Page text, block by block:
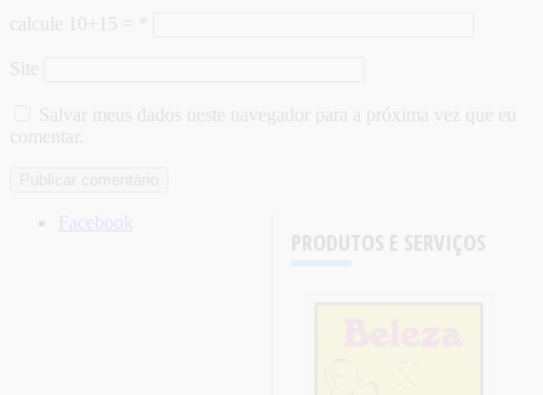
calcule 10+15 =
Site
Salvar meus dados neste navegador para a próxima vez que eu
comentar.
PRODUTOS E SERVIÇOS
Facebook